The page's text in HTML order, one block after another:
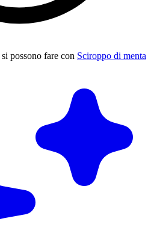
possono fare con Sciroppo di menta